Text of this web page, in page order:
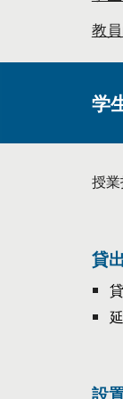
教
学
授
貸出
設